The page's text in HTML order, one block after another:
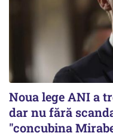
Noua lege ANI a
dar nu fără
"concubina